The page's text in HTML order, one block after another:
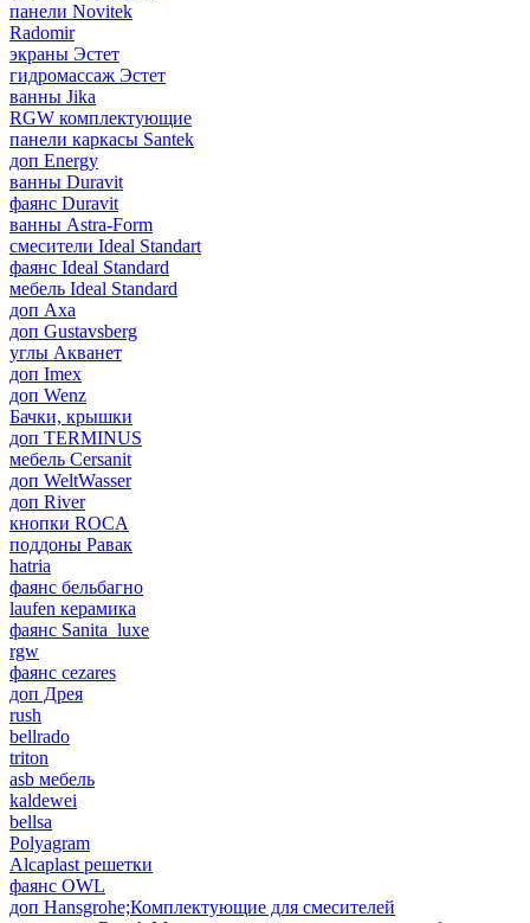
панели Novitek
Radomir
экраны Эстет
гидромассаж Эстет
ванны Jika
RGW комплектующие
панели каркасы Santek
доп Energy
ванны Duravit
фаянс Duravit
ванны Astra-Form
смесители Ideal Standart
фаянс Ideal Standard
мебель Ideal Standard
доп Axa
доп Gustavsberg
углы Акванет
доп Imex
доп Wenz
Бачки, крышки
доп TERMINUS
мебель Cersanit
доп WeltWasser
доп River
кнопки ROCA
поддоны Равак
hatria
фаянс бельбагно
laufen керамика
фаянс Sanita_luxe
rgw
фаянс cezares
доп Дрея
rush
bellrado
triton
asb мебель
kaldewei
bellsa
Polyagram
Alcaplast решетки
фаянс OWL
доп Hansgrohe;Комплектующие для смесителей